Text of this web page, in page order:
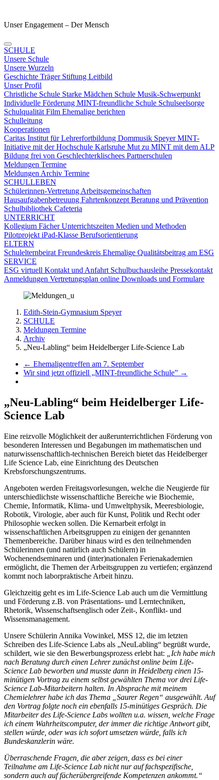
Unser Engagement – Der Mensch
SCHULE
Unsere Schule
Unsere Wurzeln
Geschichte Träger Stiftung Leitbild
Unser Profil
Christliche Schule Starke Mädchen Schule Musik-Schwerpunkt
Individuelle Förderung MINT-freundliche Schule Schulseelsorge
Schulqualität Film Ehemalige berichten
Schulleitung
Kooperationen
Caritas Institut für Lehrerfortbildung Dommusik SpeyerMINT-
Initiative mit der Hochschule Karlsruhe Mut zu MINT mit dem ALP
Bildung frei von Geschlechterklischees Partnerschulen
Meldungen Termine
Meldungen Archiv Termine
SCHULLEBEN
Schülerinnen-Vertretung Arbeitsgemeinschaften
Hausaufgabenbetreuung Fahrtenkonzept Beratung und Prävention
Schulbibliothek Cafeteria
UNTERRICHT
Kollegium FächerUnterrichtszeiten Medien und Methoden
Pilotprojekt iPad-Klasse Berufsorientierung
ELTERN
Schulelternbeirat Freundeskreis Ehemalige Qualitätsbeitrag am ESG
SERVICE
ESG virtuell Kontakt und Anfahrt Schulbuchausleihe Pressekontakt
Anmeldungen Vertretungsplan online Downloads und Formulare
Edith-Stein-Gymnasium Speyer
SCHULE
Meldungen Termine
Archiv
„Neu-Labling“ beim Heidelberger Life-Science Lab
← Ehemaligentreffen am 7. September
Wir sind jetzt offiziell „MINT-freundliche Schule” →
„Neu-Labling“ beim Heidelberger Life-
Science Lab
Eine reizvolle Möglichkeit der außerunterrichtlichen Förderung von
besonderen Interessen und Begabungen im mathematischen und
naturwissenschaftlich-technischen Bereich bietet das Heidelberger
Life Science Lab, eine Einrichtung des Deutschen
Krebsforschungszentrums.
Angeboten werden Freitagsvorlesungen, welche die Neugierde für
unterschiedlichste wissenschaftliche Bereiche wie Biochemie,
Chemie, Informatik, Klima- und Umweltphysik, Meeresbiologie,
Robotik, Virologie, aber auch für Kunst, Politik und Recht oder
Philosophie wecken sollen. Die Kernarbeit erfolgt in
wissenschaftlichen Arbeitsgruppen zu einigen der genannten
Themenbereiche. Darüber hinaus wird es den teilnehmenden
Schülerinnen (und natürlich auch Schülern) in
Wochenendseminaren und (inter)nationalen Ferienakademien
ermöglicht, die Themen der Arbeitsgruppen zu vertiefen; ergänzend
kommt noch laborpraktische Arbeit hinzu.
Gleichzeitig geht es im Life-Science Lab auch um die Vermittlung
und Förderung z.B. von Präsentations- und Lerntechniken,
Rhetorik, Wissenschaftsenglisch oder Zeit-, Konflikt- und
Wissensmanagement.
Unsere Schülerin Annika Vowinkel, MSS 12, die im letzten
Schreiben des Life-Science Labs als „NeuLabling“ begrüßt wurde,
schildert, wie sie den Bewerbungsprozess erlebt hat:
„Ich habe mich
nach Beratung durch einen Lehrer zunächst online beim Life-
Science Lab beworben und musste dann in Heidelberg einen 15-
minütigen Vortrag zu einem selbst gewählten Thema vor drei Life-
Science Lab-Mitarbeitern halten. In Absprache mit meinem
Chemielehrer habe ich das Thema „Saurer Regen“ ausgewählt. Auf
den Vortrag folgte noch ein ebenfalls 15-minütiges Gespräch. Die
Mitarbeiter des Life-Science Labs wollten u.a. wissen, welche Frage
ich einem Wahrheitscomputer, der immer die richtige Antwort gibt,
stellen würde, oder was ich sofort umsetzen würde, falls ich
Bundeskanzlerin wäre.
Überraschende Fragen, die aber zeigen, dass es bei einer
Teilnahme am Life-Science Lab nicht nur auf fachspezifische,
sondern auch auf fächerübergreifende Kompetenzen ankommt.“